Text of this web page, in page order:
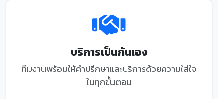
บริการเป็นกันเอง
ทีมงานพร้อมให้คำปรึกษาและบริการด้วยความใส่ใจ
ในทุกขั้นตอน